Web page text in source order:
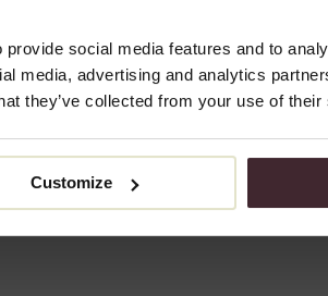
social media features and to
media, advertising and analytics
they’ve collected from your use of
Customize